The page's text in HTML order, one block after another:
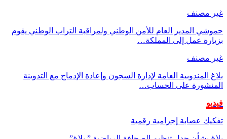
غير مصنف
حموشي المدير العام للأمن الوطني ولمراقبة التراب الوطني يقوم
بزيارة عمل إلى المملكة…
غير مصنف
بلاغ المندوبية العامة لإدارة السجون وإعادة الإدماج مع التدوينة
المنشورة على الحساب…
فيديو
تفكيك عصابة إجرامية رقمية